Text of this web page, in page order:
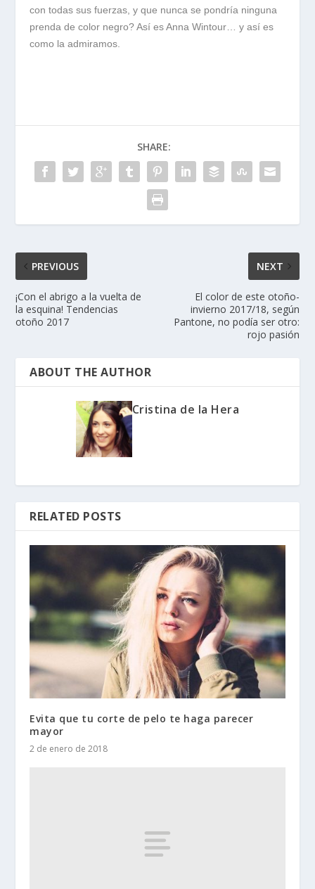
con todas sus fuerzas, y que nunca se pondría ninguna
prenda de color negro? Así es Anna Wintour… y así es
como la admiramos.
SHARE:
PREVIOUS
¡Con el abrigo a la vuelta de
la esquina! Tendencias
otoño 2017
NEXT
El color de este otoño-
invierno 2017/18, según
Pantone, no podía ser otro:
rojo pasión
ABOUT THE AUTHOR
Cristina de la Hera
RELATED POSTS
Evita que tu corte de pelo te haga parecer
mayor
2 de enero de 2018